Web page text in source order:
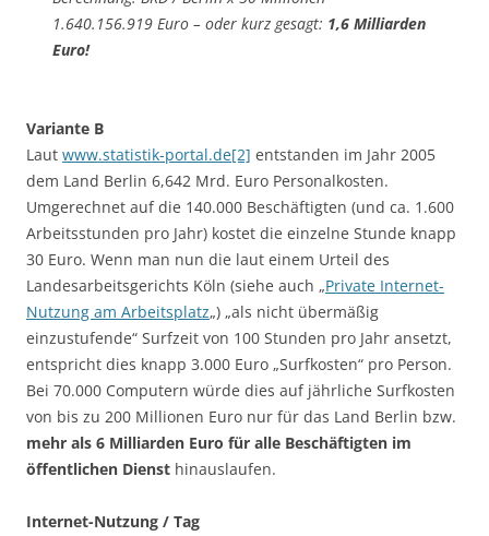
1.640.156.919 Euro – oder kurz gesagt: 1,6 Milliarden
Euro!
Variante B
Laut www.statistik-portal.de[2] entstanden im Jahr 2005
dem Land Berlin 6,642 Mrd. Euro Personalkosten.
Umgerechnet auf die 140.000 Beschäftigten (und ca. 1.600
Arbeitsstunden pro Jahr) kostet die einzelne Stunde knapp
30 Euro. Wenn man nun die laut einem Urteil des
Landesarbeitsgerichts Köln (siehe auch „Private Internet-
Nutzung am Arbeitsplatz„) „als nicht übermäßig
einzustufende“ Surfzeit von 100 Stunden pro Jahr ansetzt,
entspricht dies knapp 3.000 Euro „Surfkosten“ pro Person.
Bei 70.000 Computern würde dies auf jährliche Surfkosten
von bis zu 200 Millionen Euro nur für das Land Berlin bzw.
mehr als 6 Milliarden Euro für alle Beschäftigten im
öffentlichen Dienst hinauslaufen.
Internet-Nutzung / Tag